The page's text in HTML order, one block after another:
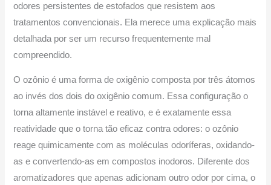
odores persistentes de estofados que resistem aos
tratamentos convencionais. Ela merece uma explicação mais
detalhada por ser um recurso frequentemente mal
compreendido.
O ozônio é uma forma de oxigênio composta por três átomos
ao invés dos dois do oxigênio comum. Essa configuração o
torna altamente instável e reativo, e é exatamente essa
reatividade que o torna tão eficaz contra odores: o ozônio
reage quimicamente com as moléculas odoríferas, oxidando-
as e convertendo-as em compostos inodoros. Diferente dos
aromatizadores que apenas adicionam outro odor por cima, o